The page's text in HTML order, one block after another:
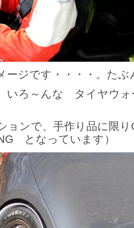
ージです・・・・。た
いろ～んな タイヤウォ
ションで、手作り品に
となっています）